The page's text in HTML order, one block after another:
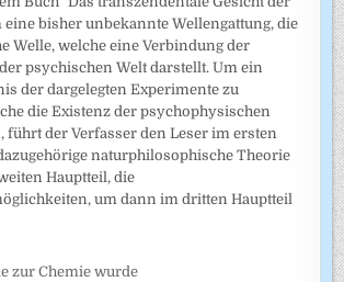
eine bisher unbekannte Wellengattung, die
Welle, welche eine Verbindung der
psychischen Welt darstellt. Um ein
der dargelegten Experimente zu
die Existenz der psychophysischen
führt der Verfasser den Leser im ersten
naturphilosophische Theorie
Hauptteil, die
um dann im dritten Hauptteil
zur Chemie wurde